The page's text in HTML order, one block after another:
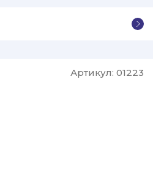
Артикул: 01223